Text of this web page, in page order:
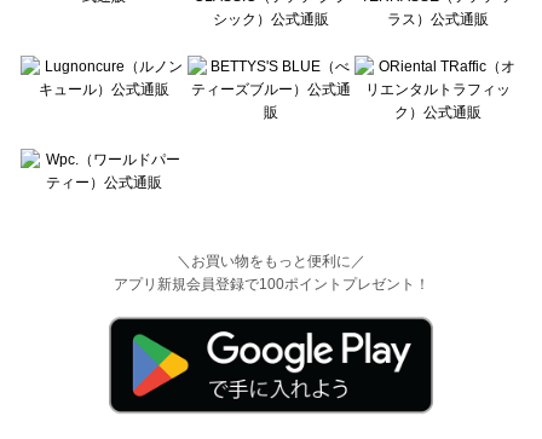
＼お買い物をもっと便利に／
アプリ新規会員登録で100ポイントプレゼント！